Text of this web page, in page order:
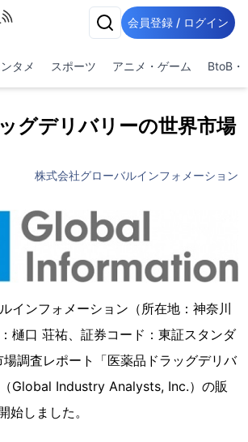
会員登録 / ログイン
タメ スポーツ アニメ・ゲーム BtoB・
グデリバリーの世界市場
株式会社グローバルインフォメーション
インフォメーション（所在地：神奈川
樋口 荘祐、証券コード：東証スタンダ
場調査レポート「医薬品ドラッグデリバ
Global Industry Analysts, Inc.）の販
始しました。